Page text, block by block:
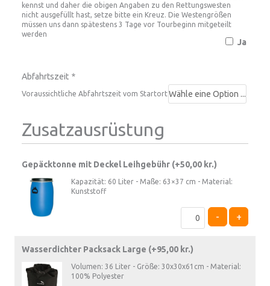
kennst und daher die obigen Angaben zu den Rettungswesten
nicht ausgefüllt hast, setze bitte ein Kreuz. Die Westengrößen
müssen uns dann spätestens 3 Tage vor Tourbeginn mitgeteilt
werden
Ja
Abfahrtszeit *
Voraussichtliche Abfahrtszeit vom Startort
Zusatzausrüstung
Gepäcktonne mit Deckel Leihgebühr (+50,00 kr.)
Kapazität: 60 Liter - Maße: 63×37 cm - Material:
Kunststoff
- +
Wasserdichter Packsack Large (+95,00 kr.)
Volumen: 36 Liter - Größe: 30x30x61cm - Material:
100% Polyester